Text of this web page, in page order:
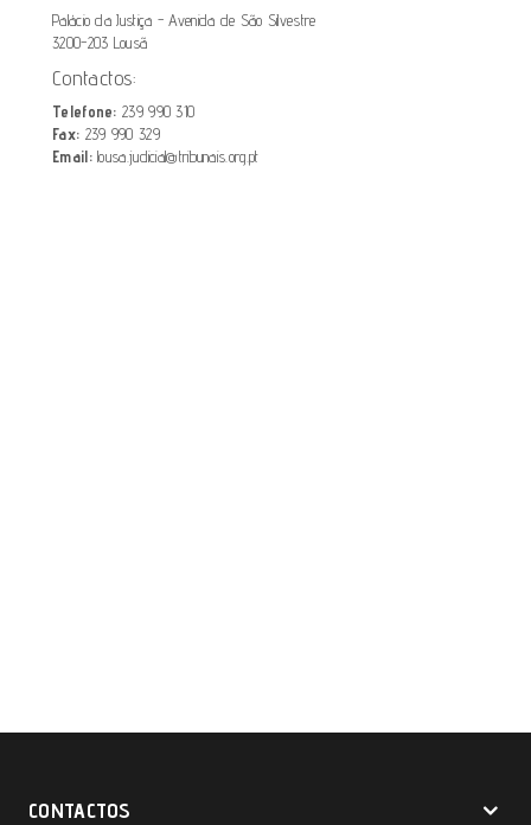
Palácio da Justiça - Avenida de São Silvestre
3200-203 Lousã
Contactos:
Telefone: 239 990 310
Fax: 239 990 329
Email:lousa.judicial@tribunais.org.pt
CONTACTOS